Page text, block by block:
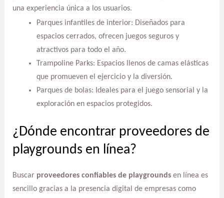
una experiencia única a los usuarios.
Parques infantiles de interior: Diseñados para
espacios cerrados, ofrecen juegos seguros y
atractivos para todo el año.
Trampoline Parks: Espacios llenos de camas elásticas
que promueven el ejercicio y la diversión.
Parques de bolas: Ideales para el juego sensorial y la
exploración en espacios protegidos.
¿Dónde encontrar proveedores de
playgrounds en línea?
Buscar proveedores confiables de playgroundsen línea es
sencillo gracias a la presencia digital de empresas como